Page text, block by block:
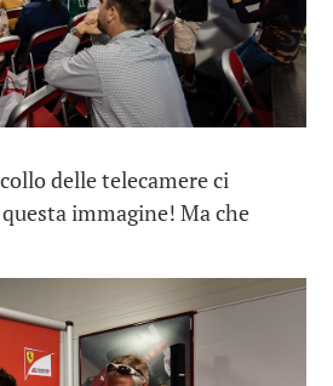
delle telecamere ci
immagine! Ma che